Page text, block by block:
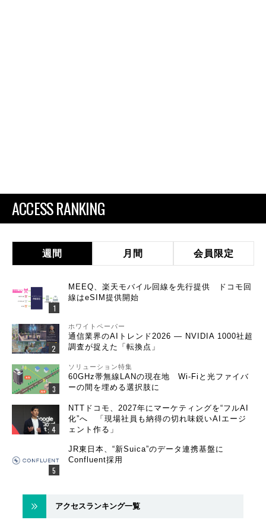
ACCESS RANKING
週間 月間 会員限定
MEEQ、楽天モバイル回線を先行提供 ドコモ回
線はeSIM提供開始
ホワイトペーパー
通信業界のAIトレンド2026 ― NVIDIA 1000社超
調査が捉えた「転換点」
ソリューション特集
60GHz帯無線LANの現在地 Wi-Fiと光ファイバ
ーの間を埋める選択肢に
NTTドコモ、2027年にマーケティングを“フルAI
化”へ 「現場社員も納得の切れ味鋭いAIエージ
ェント作る」
JR東日本、“新Suica”のデータ連携基盤に
Confluent採用
アクセスランキング一覧